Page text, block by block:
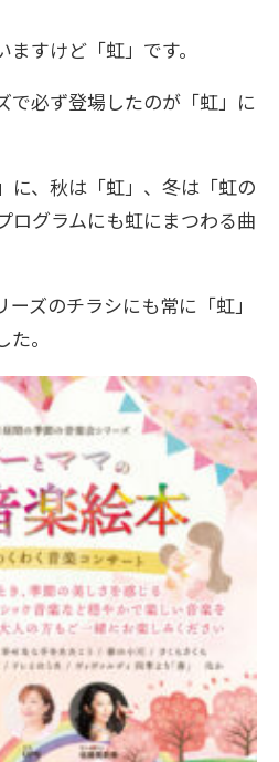
すけど「虹」です。
で必ず登場したのが「虹」に
に、秋は「虹」、冬は「虹の
ログラムにも虹にまつわる曲
ズのチラシにも常に「虹」
。